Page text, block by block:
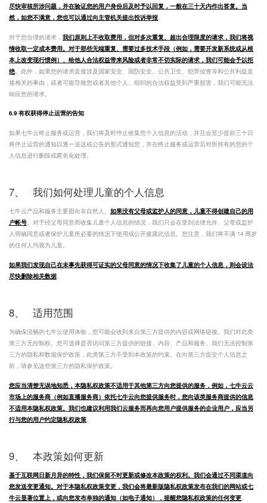
尽快审核所涉问题，并在验证您的用户身份后及时予以回复，一般在三十天内作出答复。当
然，如您不满意，您也可以通过向主管机关提出投诉举报。
对于您合理的请求， 我们原则上不收取费用，但对多次重复、超出合理限度的请求，我们将视
情收取一定成本费用。对于那些无端重复、需要过多技术手段（例如，需要开发新系统或从根
本上改变现行惯例）、给他人合法权益带来风险或者非常不切实际的请求，我们可能会予以拒
绝。此外，如果您的请求直接涉及国家安全、国防安全、公共卫生、犯罪侦查等和公共利益直
接相关的事由，或者可能导致您或者其他个人、组织的合法权益受到严重损害，我们可能无法
响应您的请求。
6.9 有权获得停止运营的告知
如果七牛云终止服务或运营，我们将及时停止收集您个人信息的活动，并且会至少提前三十日
将停止运营的通知以逐一送达或公告的形式通知您，并在终止服务或运营后对所持有的您的个
人信息进行删除或匿名化处理。
7、 我们如何处理儿童的个人信息
七牛云产品和服务主要面向非自然人。 如果没有父母或监护人的同意，儿童不得创建自己的用
户帐号。对于经父母同意而收集儿童个人信息的情况，我们只会在受到法律允许、父母或监护
人明确同意或者保护儿童所必要的情况下使用或公开披露此信息。您注意，我们将不满 14 周岁
的任何人均视为儿童。
如果我们发现自己在未事先获得可证实的父母同意的情况下收集了儿童的个人信息，则会设法
尽快删除相关数据。
8、 适用范围
为确保流畅的七牛云使用体验，您可能会收到来自第三方提供的内容或网络链接。我们对此类
第三方无控制权。您可选择是否访问第三方提供的链接、内容、产品和服务。我们无法控制第
三方的隐私和数据保护政策，此类第三方不受到本政策的约束。在向第三方提交个人信息之
前，请参见这些第三方的隐私保护政策。
您应当清楚无误地知悉，本隐私权政策不适用于其他第三方向您提供的服务，例如，七牛云云
市场上的服务商（例如直播服务商）依托七牛云向您提供服务时，您向该类服务商提供的信息
不适用本隐私权政策。我们也建议利用我们云服务而再向您用户提供服务的企业用户，应当另
行与您的用户约定隐私权政策。
9、 本政策如何更新
基于互联网日新月异的特性，我们保留不时更新或修改本政策的权利。我们会通过不同渠道向
您发送变更通知。对于本隐私权政策变更，我们会将最新版隐私权政策发布在我们的网站或七
牛云显著位置上，或向您发布单独的通知（如电子通知），提醒您隐私权政策的任何变更。